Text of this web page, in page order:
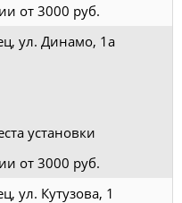
от 3000 руб.
ул. Динамо, 1а
установки
от 3000 руб.
ул. Кутузова, 1